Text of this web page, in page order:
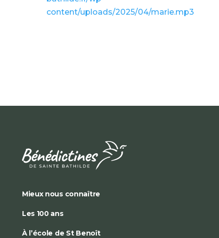
content/uploads/2025/04/marie.mp3
Mieux nous connaître
Les 100 ans
À l’école de St Benoît